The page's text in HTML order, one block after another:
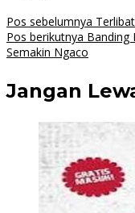
Navigasi
pos
Pos sebelumnya
Pos berikutnya Banding
Semakin Ngaco
Jangan